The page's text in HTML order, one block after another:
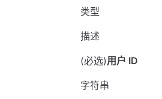
类型
描述
(必选)用户 ID
字符串